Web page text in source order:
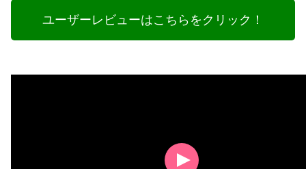
ユーザーレビューはこちらをクリック！